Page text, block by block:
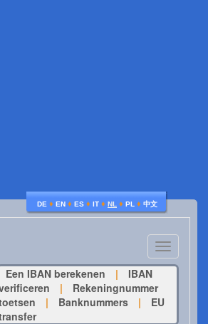
DE ♦ EN ♦ ES ♦ IT ♦ NL ♦ PL ♦ 中文
Toggle
navigation
Een IBAN berekenen
|
IBAN
|
Rekeningnummer
| Banknummers |
EU